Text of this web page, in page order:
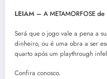
LEIAM – A METAMORFOSE
Será que o jogo vale a pena a
dinheiro, ou é uma obra a ser
quarto após um playthrough
Confira conosco.